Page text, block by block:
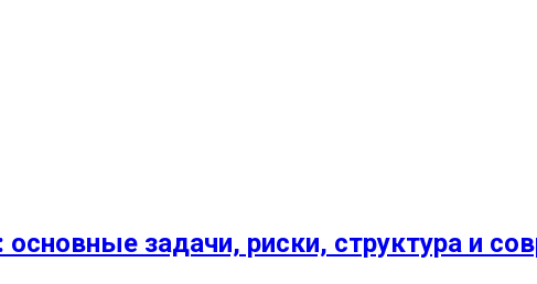
задачи, риски, структура и